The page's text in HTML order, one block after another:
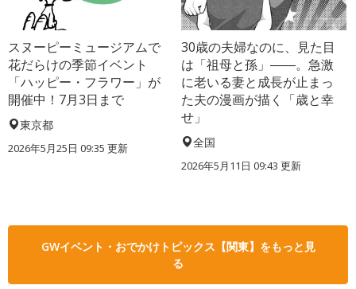
スヌーピーミュージアムで
花だらけの季節イベント
「ハッピー・フラワー」が
開催中！7月3日まで
東京都
2026年5月25日 09:35 更新
30歳の夫婦なのに、見た目
は「祖母と孫」――。急激
に老いる妻と成長が止まっ
た夫の漫画が描く「歳と幸
せ」
全国
2026年5月11日 09:43 更新
GWイベント・おでかけトピックス【関東】をもっと見
る